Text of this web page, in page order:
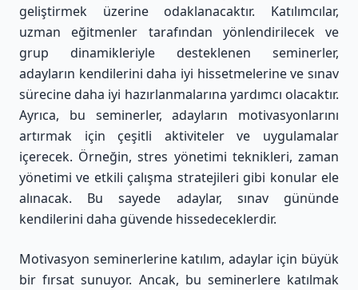
geliştirmek üzerine odaklanacaktır. Katılımcılar,
uzman eğitmenler tarafından yönlendirilecek ve
grup dinamikleriyle desteklenen seminerler,
adayların kendilerini daha iyi hissetmelerine ve sınav
sürecine daha iyi hazırlanmalarına yardımcı olacaktır.
Ayrıca, bu seminerler, adayların motivasyonlarını
artırmak için çeşitli aktiviteler ve uygulamalar
içerecek. Örneğin, stres yönetimi teknikleri, zaman
yönetimi ve etkili çalışma stratejileri gibi konular ele
alınacak. Bu sayede adaylar, sınav gününde
kendilerini daha güvende hissedeceklerdir.
Motivasyon seminerlerine katılım, adaylar için büyük
bir fırsat sunuyor. Ancak, bu seminerlere katılmak